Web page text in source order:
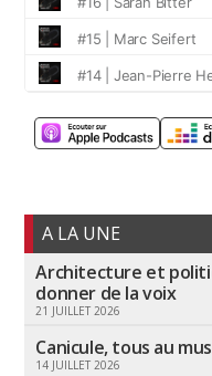
A LA UNE
Architecture et
donner de la voix
21 JUILLET 2026
Canicule, tous au
14 JUILLET 2026